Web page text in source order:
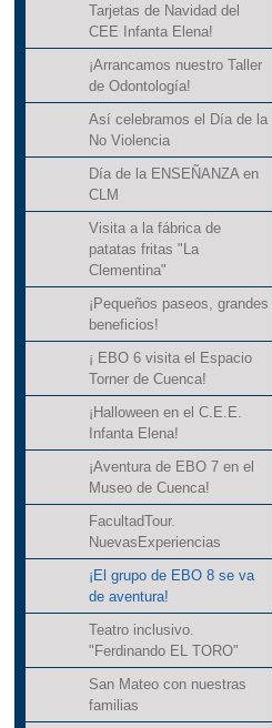
Tarjetas de Navidad del
CEE Infanta Elena!
¡Arrancamos nuestro Taller
de Odontología!
Así celebramos el Día de la
No Violencia
Día de la ENSEÑANZA en
CLM
Visita a la fábrica de
patatas fritas "La
Clementina"
¡Pequeños paseos, grandes
beneficios!
¡ EBO 6 visita el Espacio
Torner de Cuenca!
¡Halloween en el C.E.E.
Infanta Elena!
¡Aventura de EBO 7 en el
Museo de Cuenca!
FacultadTour.
NuevasExperiencias
¡El grupo de EBO 8 se va
de aventura!
Teatro inclusivo.
"Ferdinando EL TORO"
San Mateo con nuestras
familias